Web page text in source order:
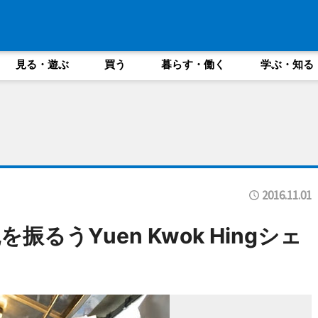
見る・遊ぶ 買う 暮らす・働く 学ぶ・知る
2016.11.01
振るうYuen Kwok Hingシェ